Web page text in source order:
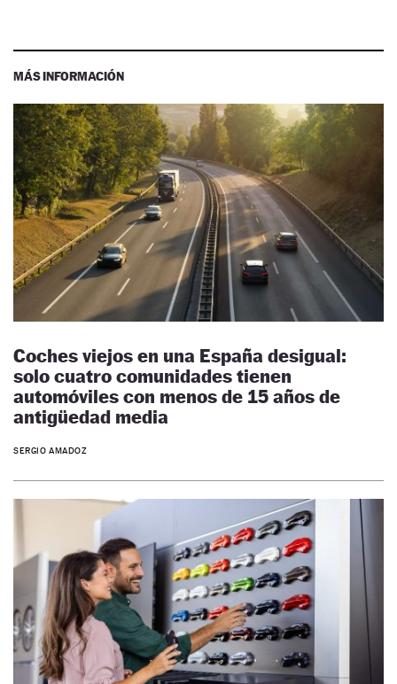
MÁS INFORMACIÓN
Coches viejos en una España desigual:
solo cuatro comunidades tienen
automóviles con menos de 15 años de
antigüedad media
SERGIO AMADOZ